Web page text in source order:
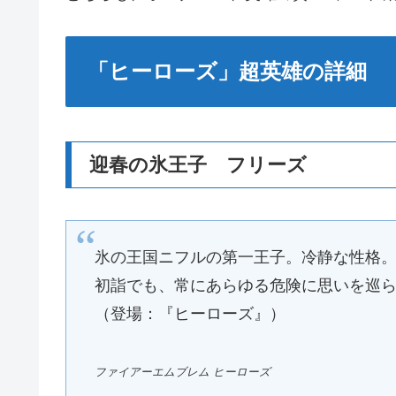
「ヒーローズ」超英雄の詳細
迎春の氷王子 フリーズ
氷の王国ニフルの第一王子。冷静な性格。
初詣でも、常にあらゆる危険に思いを巡ら
（登場：『ヒーローズ』）
ファイアーエムブレム ヒーローズ